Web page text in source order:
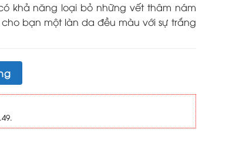
khả năng loại bỏ những vết thâm nám
bạn một làn da đều màu với sự trắng